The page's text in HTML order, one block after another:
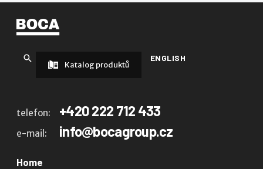
ENGLISH
Katalog produktů
telefon: +420 222 712 433
e-mail: info@bocagroup.cz
Home